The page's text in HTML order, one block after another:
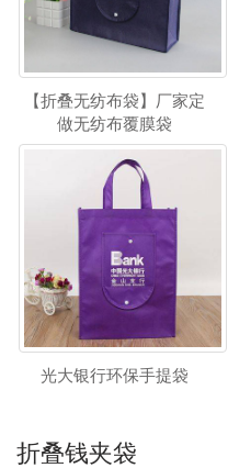
【折叠无纺布袋】厂家定
做无纺布覆膜袋
光大银行环保手提袋
折叠钱夹袋